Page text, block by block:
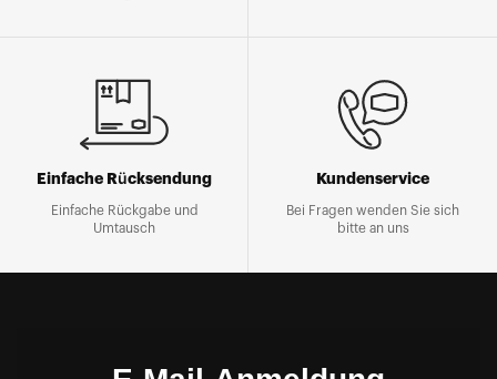
Einfache Rücksendung
Einfache Rückgabe und
Umtausch
Kundenservice
Bei Fragen wenden Sie sich
bitte an uns